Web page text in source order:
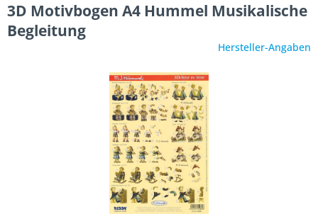
3D Motivbogen A4 Hummel Musikalische
Begleitung
Hersteller-Angaben